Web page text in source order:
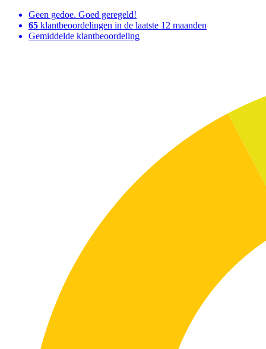
Geen gedoe. Goed geregeld!
65 klantbeoordelingen in de laatste 12 maanden
Gemiddelde klantbeoordeling